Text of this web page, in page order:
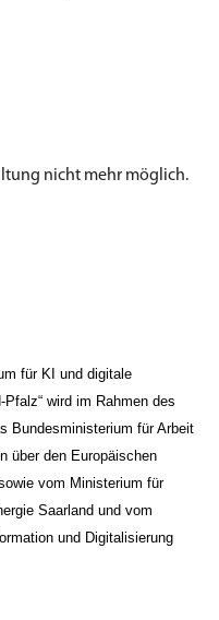
nicht mehr möglich.
für KI und digitale
wird im Rahmen des
Bundesministerium für Arbeit
über den Europäischen
vom Ministerium für
Saarland und vom
und Digitalisierung